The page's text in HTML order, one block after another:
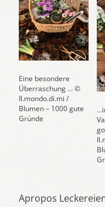
Eine besondere
Überraschung … ©
Il.mondo.di.mi /
Blumen – 1000 gute
Gründe
Apropos